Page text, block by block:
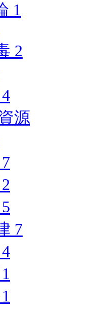
1
2
4
源
7
2
5
7
4
1
1